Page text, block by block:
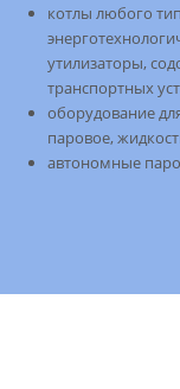
котлы любого
утилизаторы,
транспортных
оборудование
паровое,
автономные